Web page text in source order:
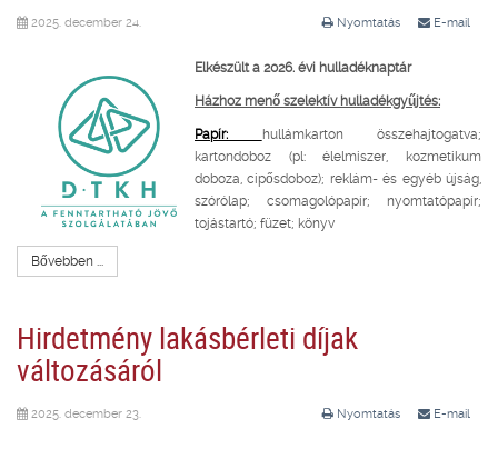
Nyomtatás E-mail
2025. december 24.
Elkészült a 2026. évi hulladéknaptár
Házhoz menő szelektív hulladékgyűjtés:
Papír:
hullámkarton összehajtogatva;
kartondoboz (pl: élelmiszer, kozmetikum
doboza, cipősdoboz); reklám- és egyéb újság,
szórólap; csomagolópapír; nyomtatópapír;
tojástartó; füzet; könyv
Bővebben ...
Hirdetmény lakásbérleti díjak
változásáról
Nyomtatás E-mail
2025. december 23.